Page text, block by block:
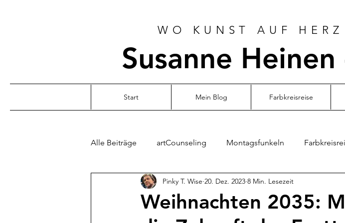
WO KUNST AUF
Susanne
Start Mein Blog Farbkreisreise
Alle Beiträge artCounseling Montagsfunkeln
Weihnachten 2035:
Pinky T. Wise 20. Dez. 2023 8 Min. Lesezeit